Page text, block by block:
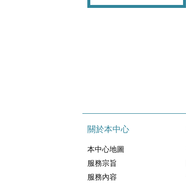
關於本中心
本中心地圖
服務宗旨
服務內容